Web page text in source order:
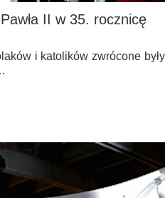
II w 35. rocznicę
i katolików zwrócone były